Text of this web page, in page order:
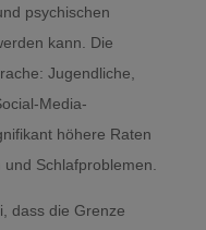
psychischen
kann. Die
Jugendliche,
Media-
höhere Raten
Schlafproblemen.
dass die Grenze